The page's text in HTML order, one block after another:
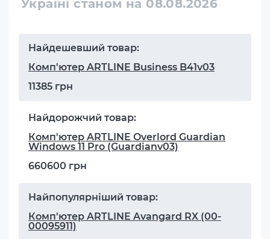
Україні станом на 08.08.2026
Найдешевший товар:
Комп'ютер ARTLINE Business B41v03
11385 грн
Найдорожчий товар:
Комп'ютер ARTLINE Overlord Guardian
Windows 11 Pro (Guardianv03)
660600 грн
Найпопулярніший товар:
Комп'ютер ARTLINE Avangard RX (00-
00095911)